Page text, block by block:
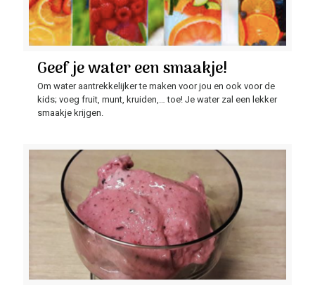
Geef je water een smaakje!
Om water aantrekkelijker te maken voor jou en ook voor de
kids; voeg fruit, munt, kruiden,… toe! Je water zal een lekker
smaakje krijgen.